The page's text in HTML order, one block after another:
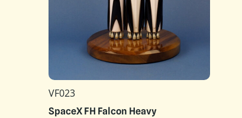
VF023
SpaceX FH Falcon Heavy